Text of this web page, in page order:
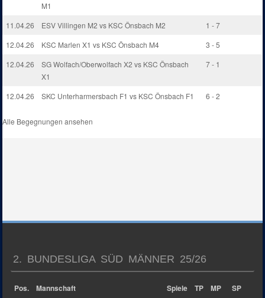
M1
11.04.26 ESV Villingen M2 vs KSC Önsbach M2
1 - 7
12.04.26
KSC Marlen X1 vs KSC Önsbach M4
3 - 5
12.04.26
SG Wolfach/Oberwolfach X2 vs KSC Önsbach
X1
7 - 1
12.04.26 SKC Unterharmersbach F1 vs KSC Önsbach F1 6 - 2
Alle Begegnungen ansehen
2. BUNDESLIGA SÜD MÄNNER 25/26
Pos. Mannschaft Spiele TP MP SP